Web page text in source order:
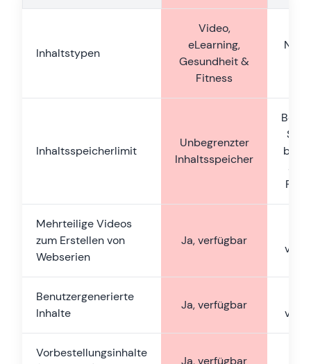
Inhaltstypen
Video,
eLearning,
Gesundheit &
Fitness
Nur
Inhaltsspeicherlimit
Unbegrenzter
Inhaltsspeicher
auf
Mehrteilige Videos
zum Erstellen von
Webserien
Ja, verfügbar
Benutzergenerierte
Inhalte
Ja, verfügbar
Vorbestellungsinhalte
Ja, verfügbar